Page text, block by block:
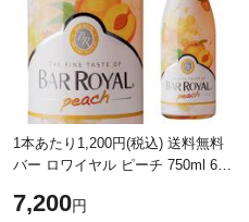
1本あたり1,200円(税込) 送料無料
バー ロワイヤル ピーチ 750ml 6本
7,200円